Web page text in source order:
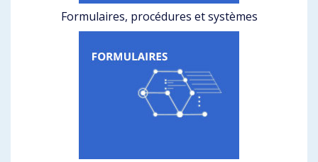
Formulaires, procédures et systèmes